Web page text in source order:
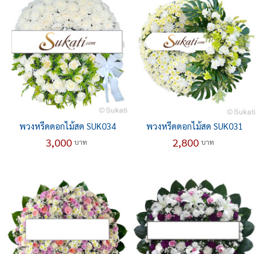
พวงหรีดดอกไม้สด SUK034
3,000 บาท
พวงหรีดดอกไม้สด SUK031
2,800 บาท